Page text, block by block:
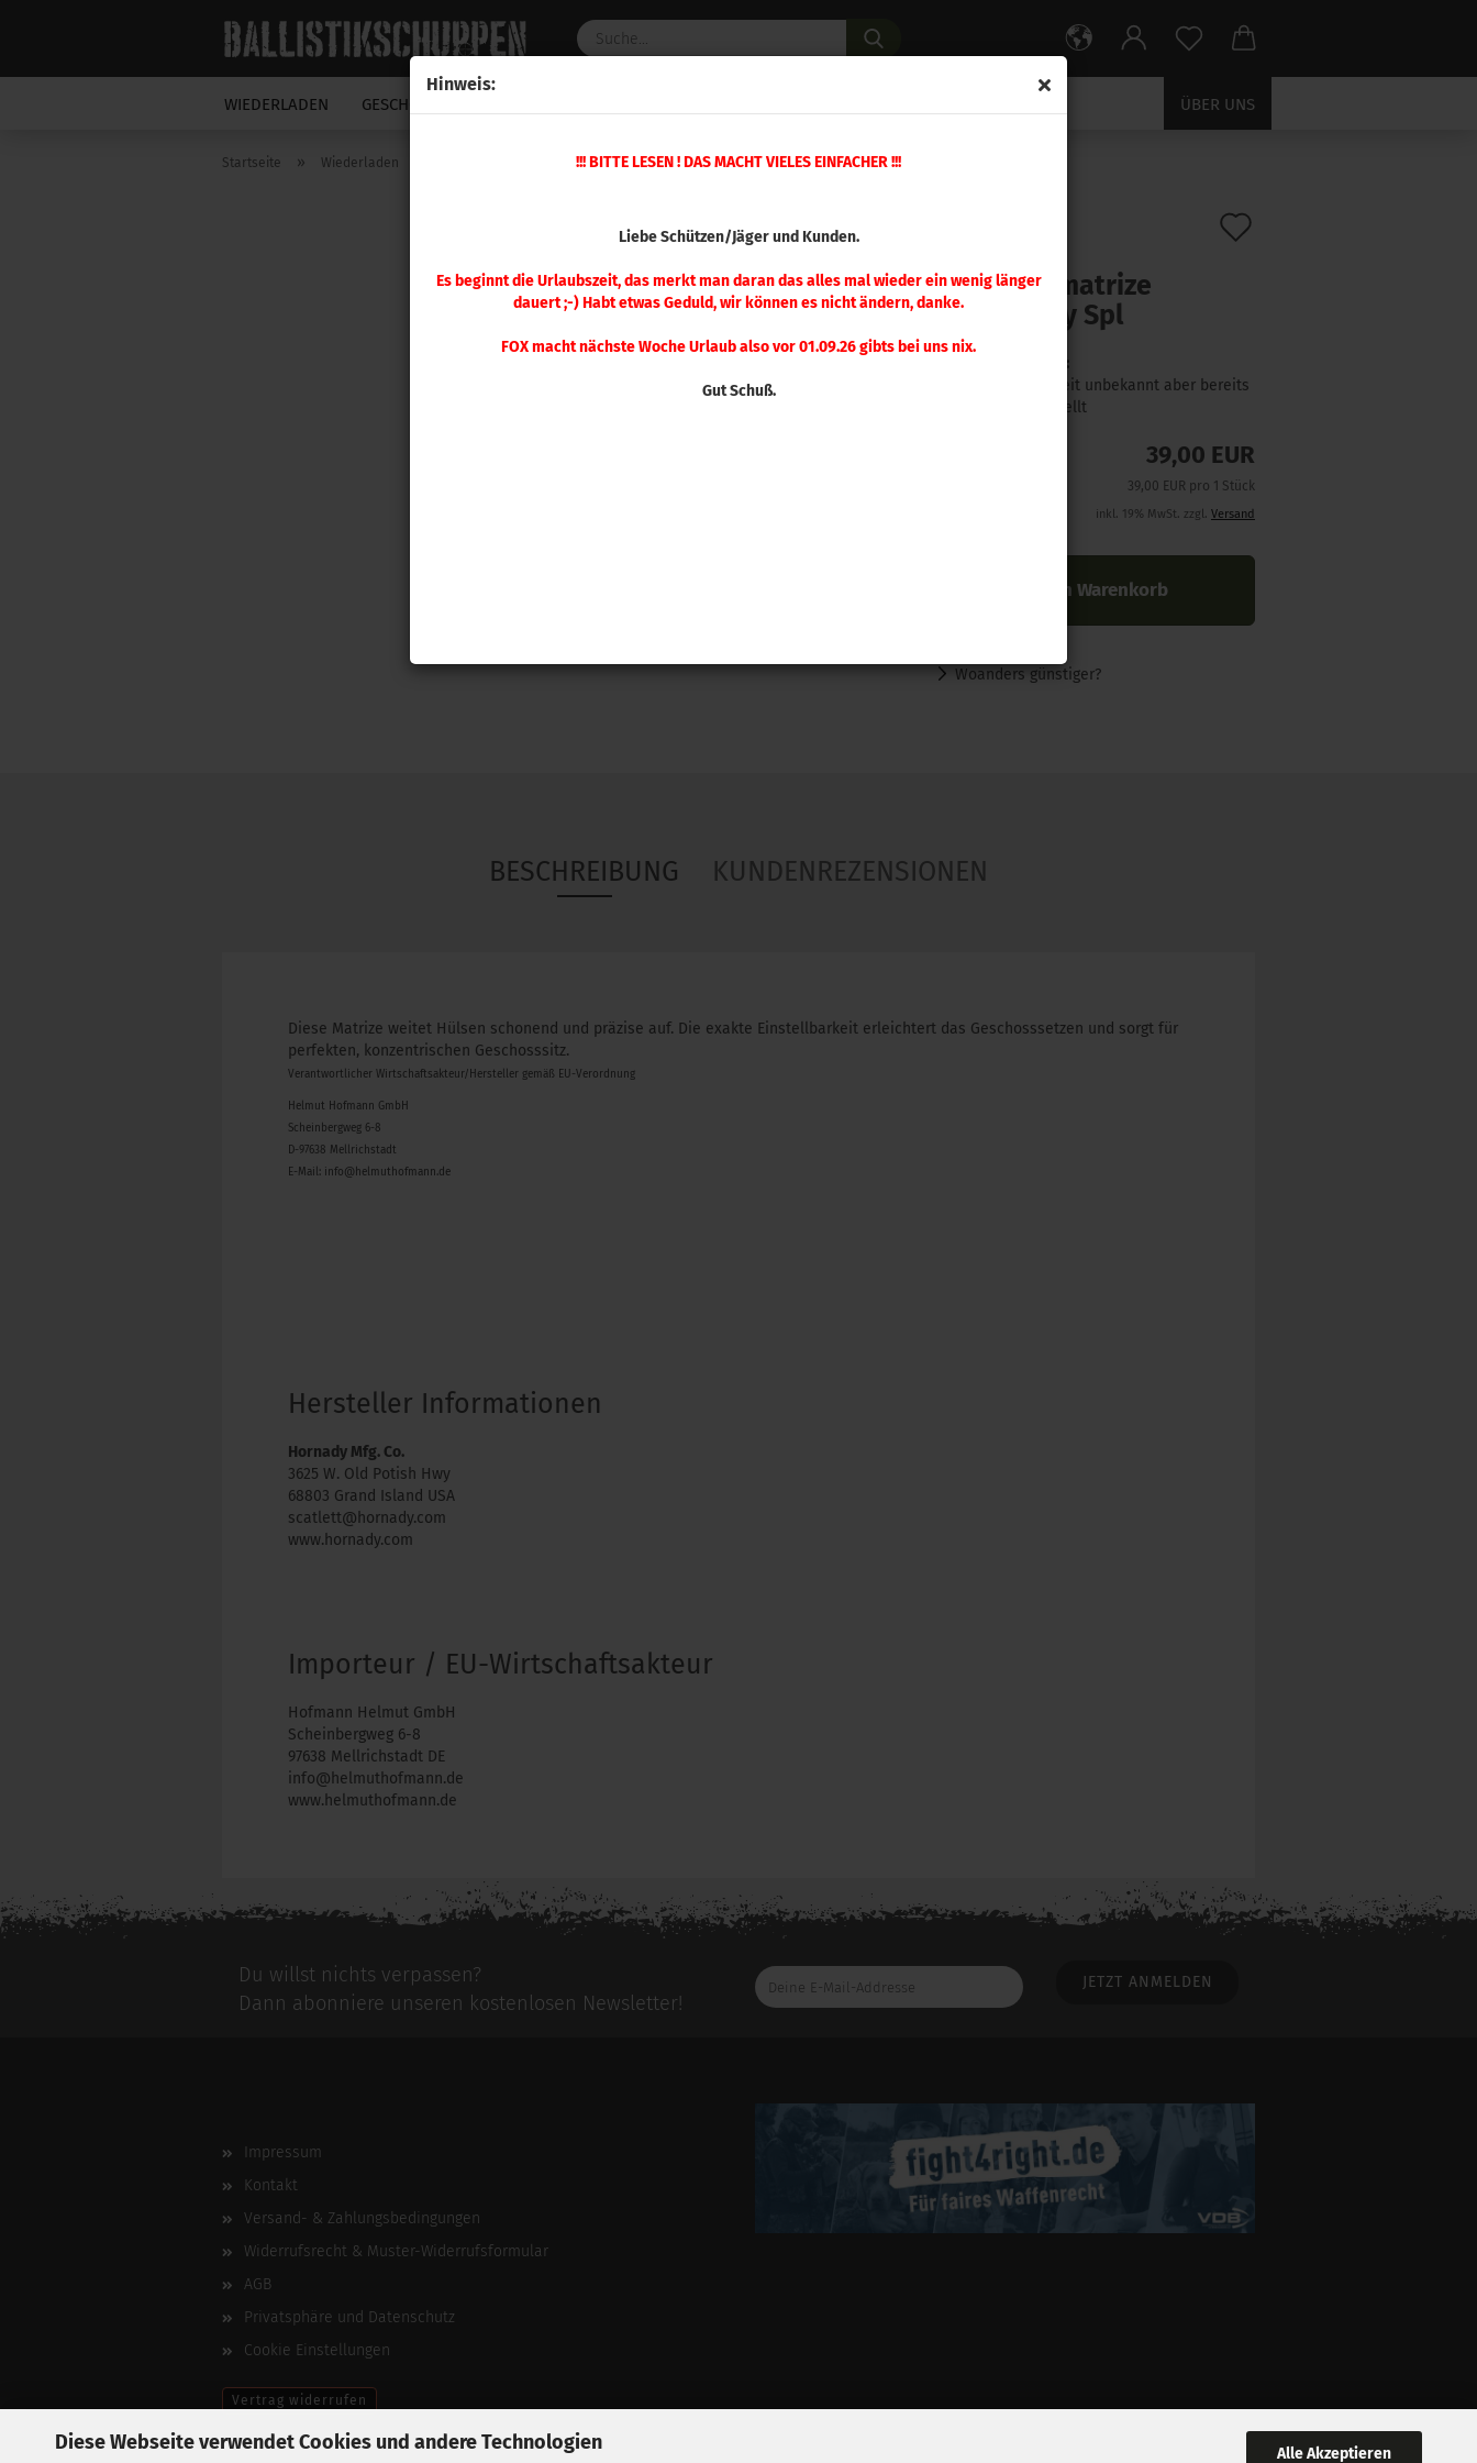
Diese Webseite verwendet Cookies und andere Technologien Alle Akzeptieren
Hinweis:
!!! BITTE LESEN ! DAS MACHT VIELES EINFACHER !!!
Liebe Schützen/Jäger und Kunden.
Es beginnt die Urlaubszeit, das merkt man daran das alles mal wieder ein wenig länger
dauert ;-) Habt etwas Geduld, wir können es nicht ändern, danke.
FOX macht nächste Woche Urlaub also vor 01.09.26 gibts bei uns nix.
Gut Schuß.
WIEDERLADEN GESCHOSSE ÜBER UNS
Startseite » Wiederladen Aufweiter Matrizen » Hornady Aufweitermatrize .38 Cowboy Spl
Aufweitermatrize
.38 Cowboy Spl
Lieferzeit:
Lieferzeit unbekannt aber bereits
nachbestellt
39,00 EUR
39,00 EUR pro 1 Stück
inkl. 19% MwSt. zzgl. Versand
In den Warenkorb
Woanders günstiger?
BESCHREIBUNG KUNDENREZENSIONEN
Diese Matrize weitet Hülsen schonend und präzise auf. Die exakte Einstellbarkeit erleichtert das Geschosssetzen und sorgt für
perfekten, konzentrischen Geschosssitz.
Verantwortlicher Wirtschaftsakteur/Hersteller gemäß EU-Verordnung
Helmut Hofmann GmbH
Scheinbergweg 6-8
D-97638 Mellrichstadt
E-Mail: info@helmuthofmann.de
Hersteller Informationen
Hornady Mfg. Co.
3625 W. Old Potish Hwy
68803 Grand Island USA
scatlett@hornady.com
www.hornady.com
Importeur / EU-Wirtschaftsakteur
Hofmann Helmut GmbH
Scheinbergweg 6-8
97638 Mellrichstadt DE
info@helmuthofmann.de
www.helmuthofmann.de
Du willst nichts verpassen?
Dann abonniere unseren kostenlosen Newsletter!
Deine
E-
Impressum
Kontakt
Versand- & Zahlungsbedingungen
Widerrufsrecht & Muster-Widerrufsformular
AGB
Privatsphäre und Datenschutz
Cookie Einstellungen
Vertrag widerrufen